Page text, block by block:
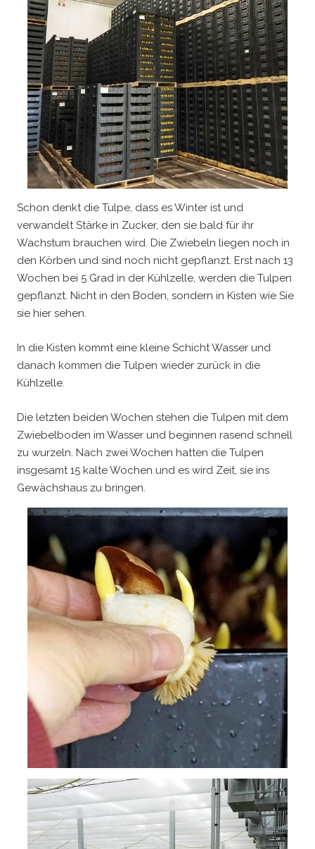
Schon denkt die Tulpe, dass es Winter ist und
verwandelt Stärke in Zucker, den sie bald für ihr
Wachstum brauchen wird. Die Zwiebeln liegen noch in
den Körben und sind noch nicht gepflanzt. Erst nach 13
Wochen bei 5 Grad in der Kühlzelle, werden die Tulpen
gepflanzt. Nicht in den Boden, sondern in Kisten wie Sie
sie hier sehen.
In die Kisten kommt eine kleine Schicht Wasser und
danach kommen die Tulpen wieder zurück in die
Kühlzelle.
Die letzten beiden Wochen stehen die Tulpen mit dem
Zwiebelboden im Wasser und beginnen rasend schnell
zu wurzeln. Nach zwei Wochen hatten die Tulpen
insgesamt 15 kalte Wochen und es wird Zeit, sie ins
Gewächshaus zu bringen.